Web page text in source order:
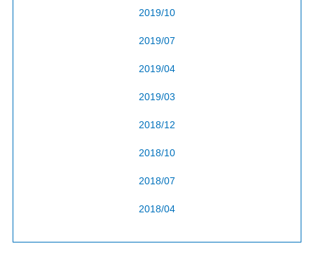
2019/10
2019/07
2019/04
2019/03
2018/12
2018/10
2018/07
2018/04